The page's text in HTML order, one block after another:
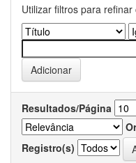
Utilizar filtros para
Resultados/Página
Registro(s)